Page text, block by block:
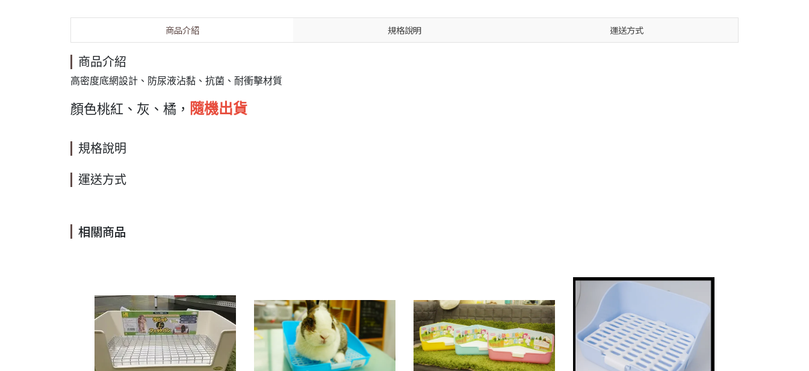
商品介紹 規格說明 運送方式
商品介紹
高密度底網設計、防尿液沾黏、抗菌、耐衝擊材質
顏色桃紅、灰、橘， 隨機出貨
規格說明
運送方式
相關商品